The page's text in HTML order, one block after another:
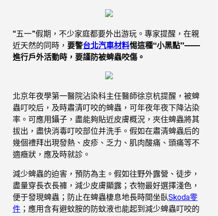
“五一”假期，不少家庭都要外出游玩。專家提醒，在親
近天然的同時， 要警台北汽車材料惕這種“小黑點”——
進行戶外活動時，要謹防被蜱蟲咬傷。
北京年夜學第一醫院沾染科主任醫師徐京杭提醒，被蜱
蟲叮咬后，及時肅清叮咬的蜱蟲，可年夜年夜下降沾染
率。可應用鑷子，盡能夠貼近皮膚概況，夾住蜱蟲將其
拔出，盡快消毒叮咬部位并洗手。假如在肅清蜱蟲后的
幾個禮拜出現發熱、皮疹、乏力、肌肉酸痛、頭痛等不
適癥狀，應及時就診。
減少蜱蟲的迫害，預防為主。假如往野外露營、徒步，
盡量穿長衣長褲，減少皮膚顯露；衣物最好選擇淺色，
便于發現蜱蟲；防止在蜱蟲棲息地長時間坐臥Skoda零
件 ；應用含有避蚊胺的防蚊液也能起到減少蜱蟲叮咬的